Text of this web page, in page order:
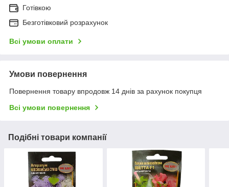
Готівкою
Безготівковий розрахунок
Всі умови оплати
Умови повернення
Повернення товару впродовж 14 днів за рахунок покупця
Всі умови повернення
Подібні товари компанії